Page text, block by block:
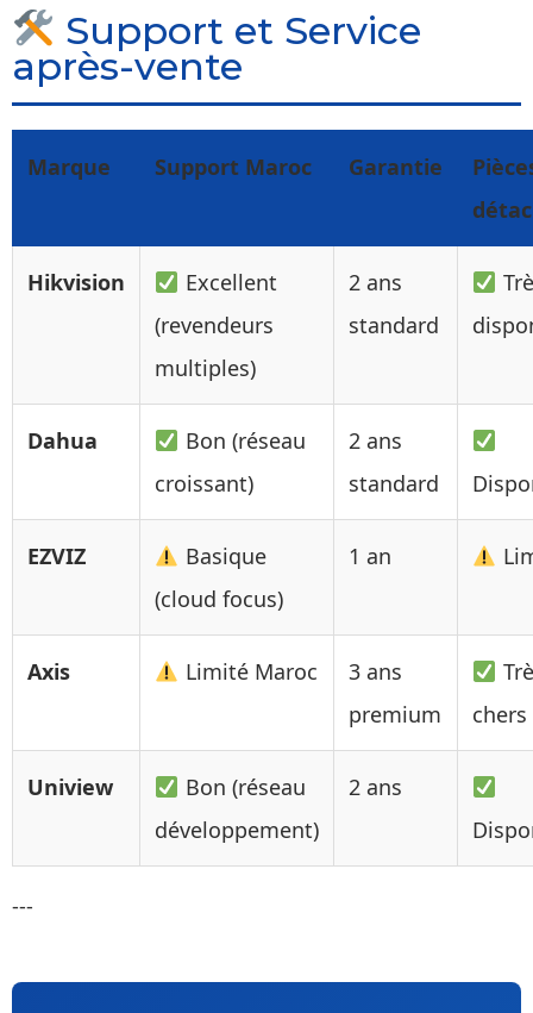
Support et Service
après-vente
Marque Support Maroc Garantie
Hikvision
Excellent
(revendeurs
multiples)
2 ans
standard
Dahua
Bon (réseau
croissant)
2 ans
standard
EZVIZ
Basique
(cloud focus)
1 an
Axis Limité Maroc
3 ans
premium
chers
Uniview
Bon (réseau
développement)
2 ans
---